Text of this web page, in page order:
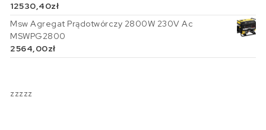
12530,40zł
Msw Agregat Prądotwórczy 2800W 230V Ac
MSWPG2800
2564,00zł
zzzzz